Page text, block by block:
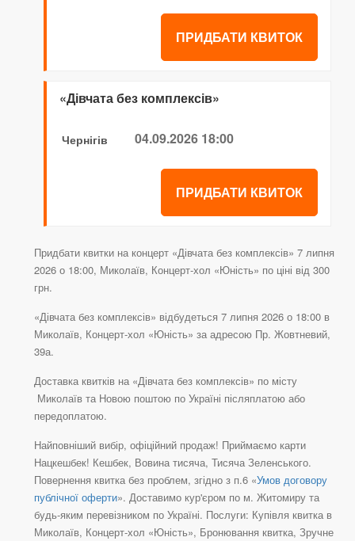
ПРИДБАТИ КВИТОК
«Дівчата без комплексів»
Чернігів 04.09.2026 18:00
ПРИДБАТИ КВИТОК
Придбати квитки на концерт «Дівчата без комплексів» 7 липня
2026 о 18:00, Миколаїв, Концерт-хол «Юність» по ціні від 300
грн.
«Дівчата без комплексів» відбудеться 7 липня 2026 о 18:00 в
Миколаїв, Концерт-хол «Юність» за адресою Пр. Жовтневий,
39а.
Доставка квитків на «Дівчата без комплексів» по місту
Миколаїв та Новою поштою по Україні післяплатою або
передоплатою.
Найповніший вибір, офіційний продаж! Приймаємо карти
Нацкешбек! Кешбек, Вовина тисяча, Тисяча Зеленського.
Повернення квитка без проблем, згідно з п.6 «Умов договору
публічної оферти». Доставимо кур'єром по м. Житомиру та
будь-яким перевізником по Україні. Послуги: Купівля квитка в
Миколаїв, Концерт-хол «Юність», Бронювання квитка, Зручне